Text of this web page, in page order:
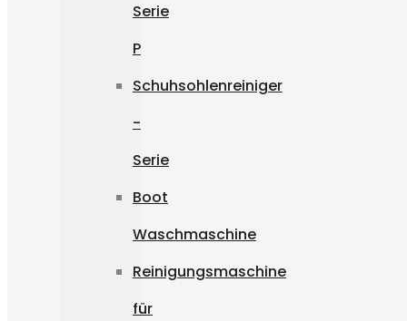
Serie
P
Schuhsohlenreiniger
-
Serie
Boot
Waschmaschine
Reinigungsmaschine
für